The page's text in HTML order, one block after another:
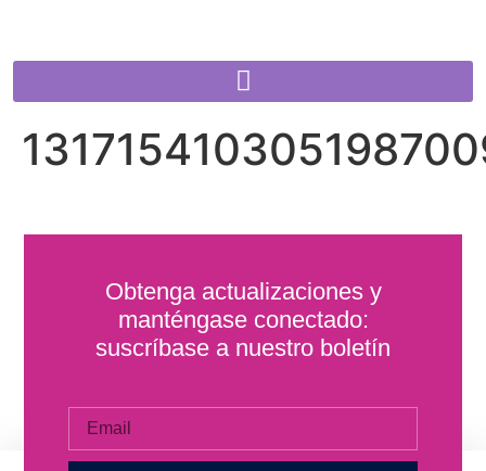
Obtenga actualizaciones y
manténgase conectado:
suscríbase a nuestro boletín